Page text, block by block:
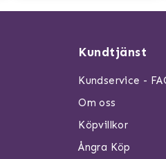
Kundtjänst
Kundservice -
Om oss
Köpvillkor
Ångra Köp